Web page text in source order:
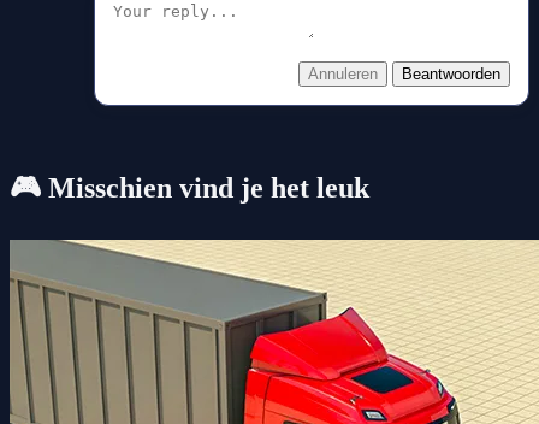
Annuleren Beantwoorden
🎮 Misschien vind je het leuk